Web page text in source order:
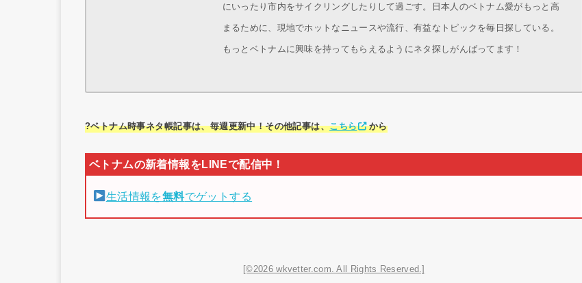
にいったり市内をサイクリングしたりして過ごす。日本人のベトナム愛がもっと高
まるために、現地でホットなニュースや流行、有益なトピックを毎日探している。
もっとベトナムに興味を持ってもらえるようにネタ探しがんばってます！
?ベトナム時事ネタ帳記事は、毎週更新中！その他記事は、こちら から
生活情報を無料でゲットする
[©2026 wkvetter.com. All Rights Reserved.]